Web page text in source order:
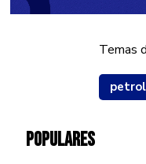
Temas
POPULARES